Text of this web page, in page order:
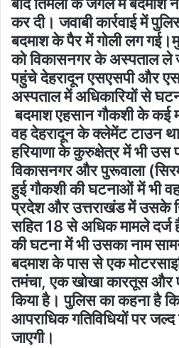
बाद तिमली के जंगल में बदमाश
कर दी। जवाबी कार्रवाई में
बदमाश के पैर में गोली लग
को विकासनगर के अस्पताल ले
पहुंचे देहरादून एसएसपी और
अस्पताल में अधिकारियों से
बदमाश एहसान गौकशी के कई
वह देहरादून के क्लेमेंट टाउन
हरियाणा के कुरुक्षेत्र में भी उस
विकासनगर और पुरूवाला
हुई गौकशी की घटनाओं में भी
प्रदेश और उत्तराखंड में उसके
सहित 18 से अधिक मामले दर्ज
की घटना में भी उसका नाम
बदमाश के पास से एक
तमंचा, एक खोखा कारतूस और
किया है। पुलिस का कहना है
आपराधिक गतिविधियों पर जल्द
जाएगी।